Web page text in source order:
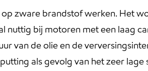
zware brandstof werken. Het
nuttig bij motoren met een laag
van de olie en de
als gevolg van het zeer